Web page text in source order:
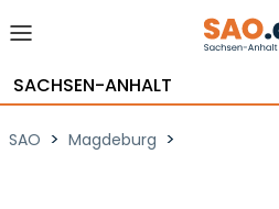
SACHSEN-ANHALT
SAO > Magdeburg >